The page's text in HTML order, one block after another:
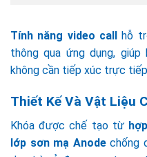
Tính năng video call hỗ
thông qua ứng dụng,
không cần tiếp xúc trực
Thiết Kế Và Vật Liệu
Khóa được chế tạo từ
lớp sơn mạ Anodechống